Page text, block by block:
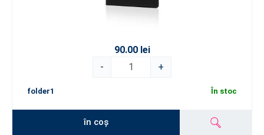
90.00 lei
-
+
folder1 În stoc
în coș